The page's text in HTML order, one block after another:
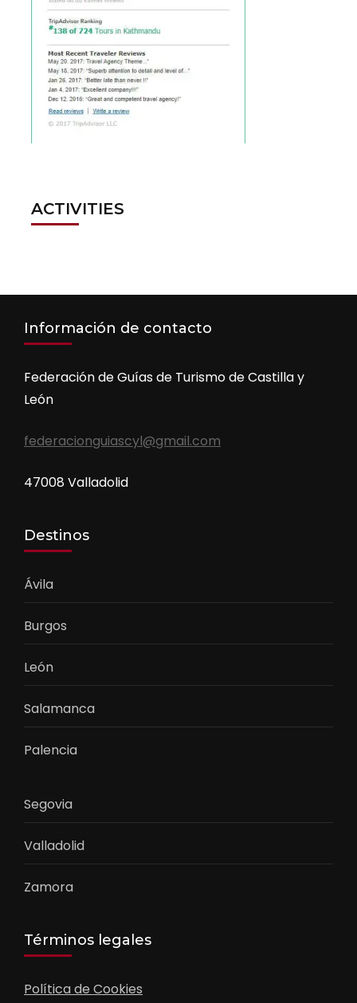
ACTIVITIES
Información de contacto
Federación de Guías de Turismo de Castilla y
León
federacionguiascyl@gmail.com
47008 Valladolid
Destinos
Ávila
Burgos
León
Salamanca
Palencia
Segovia
Valladolid
Zamora
Términos legales
Política de Cookies